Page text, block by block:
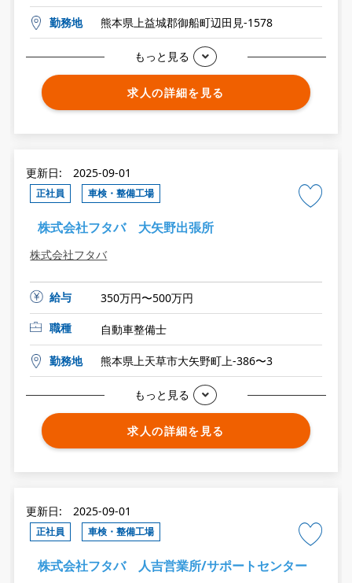
勤務地 熊本県上益城郡御船町辺田見-1578
もっと見る
求人の詳細を見る
更新日: 2025-09-01
正社員 車検・整備工場
株式会社フタバ 大矢野出張所
株式会社フタバ
給与
350万円〜500万円
職種
自動車整備士
勤務地 熊本県上天草市大矢野町上-386〜3
もっと見る
求人の詳細を見る
更新日: 2025-09-01
正社員 車検・整備工場
株式会社フタバ 人吉営業所/サポートセンター